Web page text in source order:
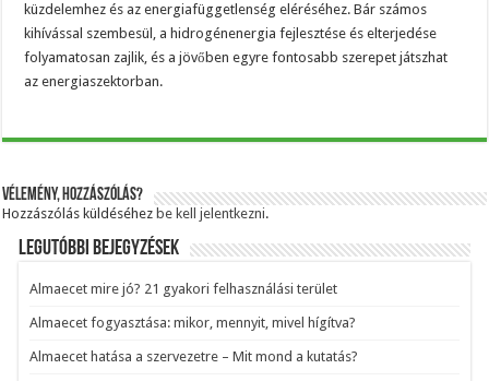
küzdelemhez és az energiafüggetlenség eléréséhez. Bár számos
kihívással szembesül, a hidrogénenergia fejlesztése és elterjedése
folyamatosan zajlik, és a jövőben egyre fontosabb szerepet játszhat
az energiaszektorban.
Vélemény, hozzászólás?
Hozzászólás küldéséhez be kell jelentkezni.
Legutóbbi bejegyzések
Almaecet mire jó? 21 gyakori felhasználási terület
Almaecet fogyasztása: mikor, mennyit, mivel hígítva?
Almaecet hatása a szervezetre – Mit mond a kutatás?